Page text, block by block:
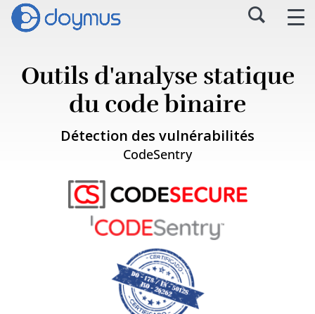
Outils d'analyse statique
du code binaire
Détection des vulnérabilités
CodeSentry